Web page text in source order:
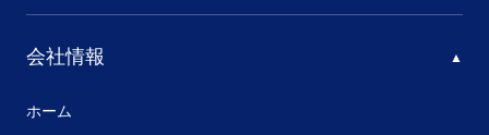
会社情報
ホーム